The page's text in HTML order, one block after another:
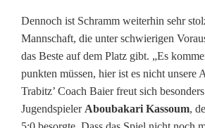
Dennoch ist Schramm weiterhin sehr
Mannschaft, die unter schwierigen
das Beste auf dem Platz gibt. „Es
punkten müssen, hier ist es nicht unsere
Trabitz’ Coach Baier freut sich
Jugendspieler Aboubakari Kassoum,